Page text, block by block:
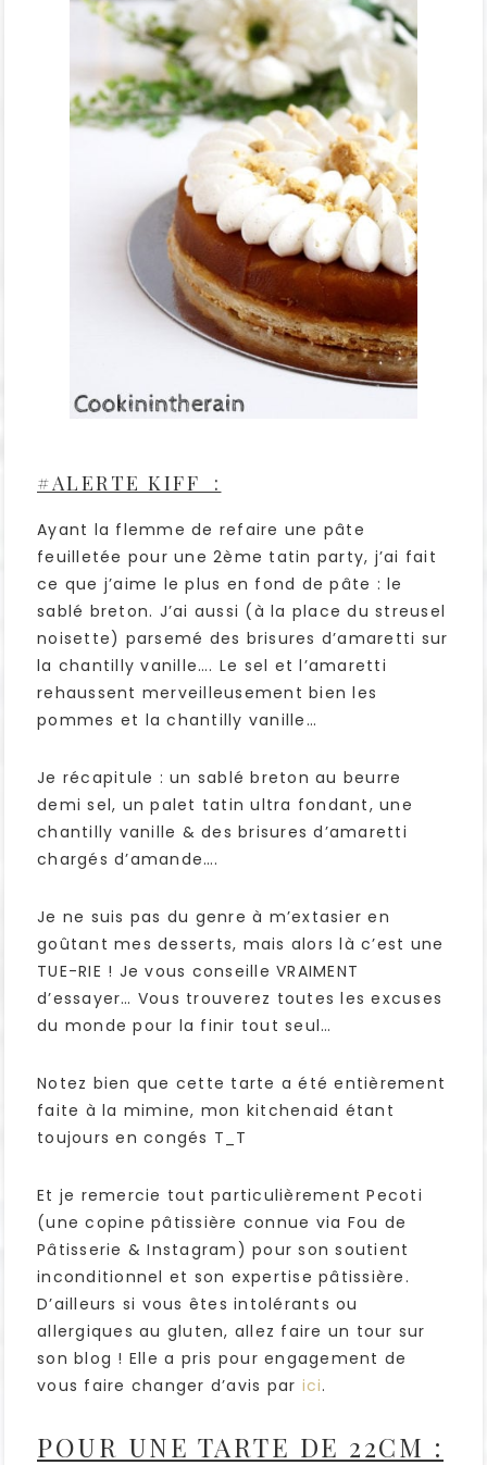
#ALERTE KIFF :
Ayant la flemme de refaire une pâte
feuilletée pour une 2ème tatin party, j’ai fait
ce que j’aime le plus en fond de pâte : le
sablé breton. J’ai aussi (à la place du streusel
noisette) parsemé des brisures d’amaretti sur
la chantilly vanille…. Le sel et l’amaretti
rehaussent merveilleusement bien les
pommes et la chantilly vanille…
Je récapitule : un sablé breton au beurre
demi sel, un palet tatin ultra fondant, une
chantilly vanille & des brisures d’amaretti
chargés d’amande….
Je ne suis pas du genre à m’extasier en
goûtant mes desserts, mais alors là c’est une
TUE-RIE ! Je vous conseille VRAIMENT
d’essayer… Vous trouverez toutes les excuses
du monde pour la finir tout seul…
Notez bien que cette tarte a été entièrement
faite à la mimine, mon kitchenaid étant
toujours en congés T_T
Et je remercie tout particulièrement Pecoti
(une copine pâtissière connue via Fou de
Pâtisserie & Instagram) pour son soutient
inconditionnel et son expertise pâtissière.
D’ailleurs si vous êtes intolérants ou
allergiques au gluten, allez faire un tour sur
son blog ! Elle a pris pour engagement de
vous faire changer d’avis par ici.
POUR UNE TARTE DE 22CM :